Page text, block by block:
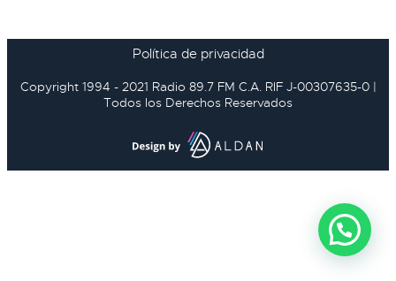
Política de privacidad
Copyright 1994 - 2021 Radio 89.7 FM C.A. RIF J-00307635-0 |
Todos los Derechos Reservados